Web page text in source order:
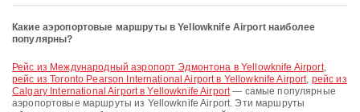
Какие аэропортовые маршруты в Yellowknife Airport наиболее
популярны?
рейс из Международный аэропорт Эдмонтона в Yellowknife Airport,
рейс из Toronto Pearson International Airport в Yellowknife Airport, рейс из
Calgary International Airport в Yellowknife Airport— самые популярные
аэропортовые маршруты из Yellowknife Airport. Эти маршруты